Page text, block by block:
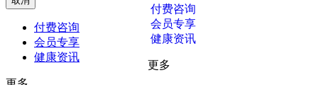
付费咨询
付费咨询
会员专享
会员专享
健康资讯
健康资讯
更多